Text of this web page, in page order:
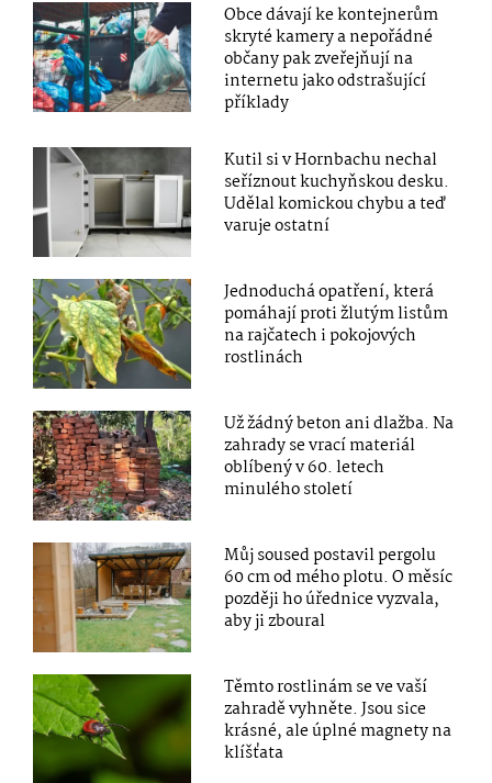
Obce dávají ke kontejnerům
skryté kamery a nepořádné
občany pak zveřejňují na
internetu jako odstrašující
příklady
Kutil si v Hornbachu nechal
seříznout kuchyňskou desku.
Udělal komickou chybu a teď
varuje ostatní
Jednoduchá opatření, která
pomáhají proti žlutým listům
na rajčatech i pokojových
rostlinách
Už žádný beton ani dlažba. Na
zahrady se vrací materiál
oblíbený v 60. letech
minulého století
Můj soused postavil pergolu
60 cm od mého plotu. O měsíc
později ho úřednice vyzvala,
aby ji zboural
Těmto rostlinám se ve vaší
zahradě vyhněte. Jsou sice
krásné, ale úplné magnety na
klíšťata